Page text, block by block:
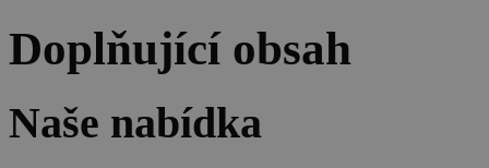
Doplňující obsah
Naše nabídka